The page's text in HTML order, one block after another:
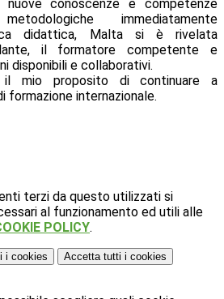
conoscenze e competenze
immediatamente
didattica, Malta si è rivelata
il formatore competente e
disponibili e collaborativi.
il mio proposito di continuare a
formazione internazionale.
terzi da questo utilizzati si
al funzionamento ed utili alle
POLICY.
i cookies Accetta tutti i cookies